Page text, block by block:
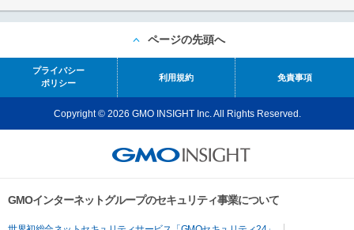
ページの先頭へ
プライバシー
ポリシー
利用規約 免責事項
Copyright © 2026 GMO INSIGHT Inc. All Rights Reserved.
GMOインターネットグループのセキュリティ事業について